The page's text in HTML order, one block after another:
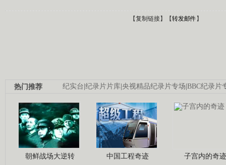
【复制链接】【转发邮件】
纪实台|纪录片片库|央视精品纪录片专场|BBC纪录片
热门推荐
朝鲜战场大逆转 中国工程奇迹 子宫内的奇迹